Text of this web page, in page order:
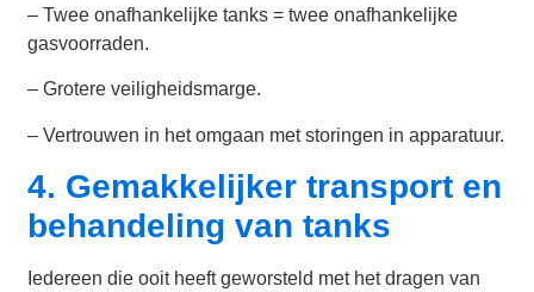
– Twee onafhankelijke tanks = twee onafhankelijke
gasvoorraden.
– Grotere veiligheidsmarge.
– Vertrouwen in het omgaan met storingen in apparatuur.
4. Gemakkelijker transport en
behandeling van tanks
Iedereen die ooit heeft geworsteld met het dragen van